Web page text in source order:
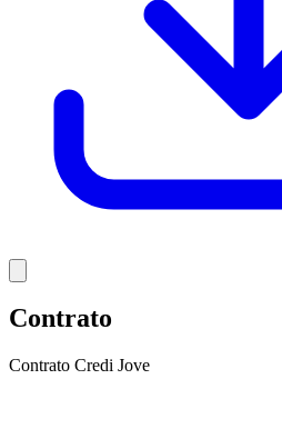
Contrato
Contrato Credi Jove